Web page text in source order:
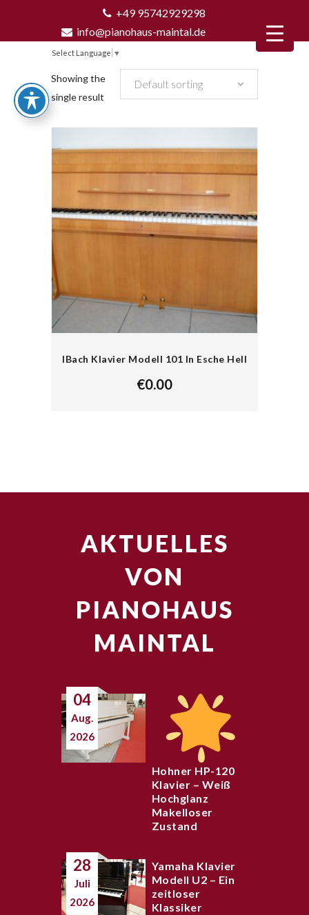
+49 95742929298
info@pianohaus-maintal.de
Select Language ▼
Showing the
single result
Default sorting
IBach Klavier Modell 101 In Esche Hell
€0.00
AKTUELLES
VON
PIANOHAUS
MAINTAL
04
Aug.
2026
Hohner HP-120
Klavier – Weiß
Hochglanz
Makelloser
Zustand
28
Juli
2026
Yamaha Klavier
Modell U2 – Ein
zeitloser
Klassiker